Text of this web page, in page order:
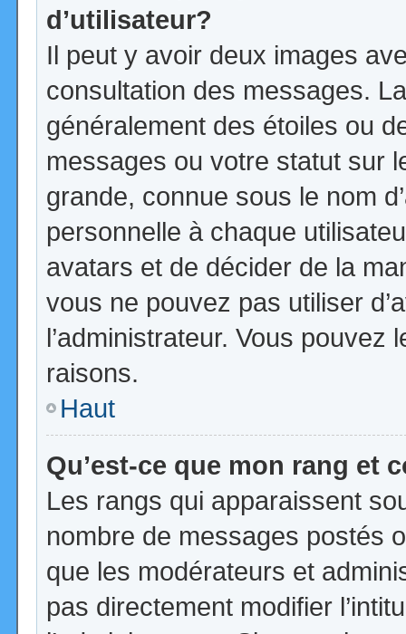
d’utilisateur?
Il peut y avoir deux images
consultation des messages.
généralement des étoiles ou
messages ou votre statut sur
grande, connue sous le nom
personnelle à chaque
avatars et de décider de la
vous ne pouvez pas utiliser
l’administrateur. Vous
raisons.
Haut
Qu’est-ce que mon rang et
Les rangs qui apparaissent
nombre de messages postés
que les modérateurs et
pas directement modifier